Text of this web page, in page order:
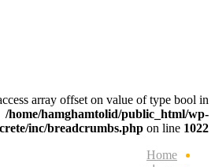
array offset on value of type bool in
/home/hamghamtolid/public_html/wp-
inc/breadcrumbs.php on line 1022
Home